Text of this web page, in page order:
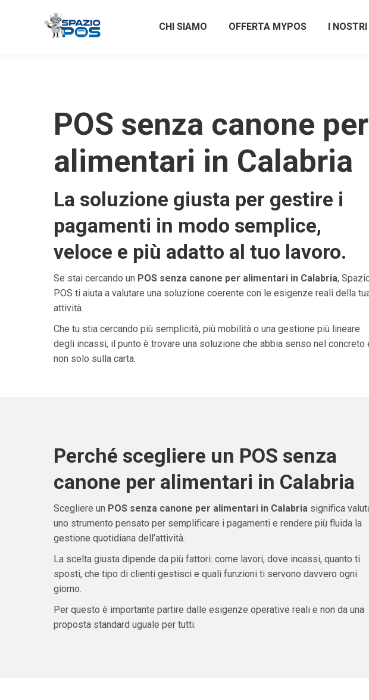
CHI SIAMO OFFERTA MYPOS I
POS senza canone per
alimentari in Calabria
La soluzione giusta per gestire i
pagamenti in modo semplice,
veloce e più adatto al tuo lavoro.
Se stai cercando un POS senza canone per alimentari in Calabria,
POS ti aiuta a valutare una soluzione coerente con le esigenze reali della
attività.
Che tu stia cercando più semplicità, più mobilità o una gestione più lineare
degli incassi, il punto è trovare una soluzione che abbia senso nel concreto
non solo sulla carta.
Perché scegliere un POS senza
canone per alimentari in Calabria
Scegliere un POS senza canone per alimentari in Calabriasignifica
uno strumento pensato per semplificare i pagamenti e rendere più fluida la
gestione quotidiana dell’attività.
La scelta giusta dipende da più fattori: come lavori, dove incassi, quanto ti
sposti, che tipo di clienti gestisci e quali funzioni ti servono davvero ogni
giorno.
Per questo è importante partire dalle esigenze operative reali e non da una
proposta standard uguale per tutti.